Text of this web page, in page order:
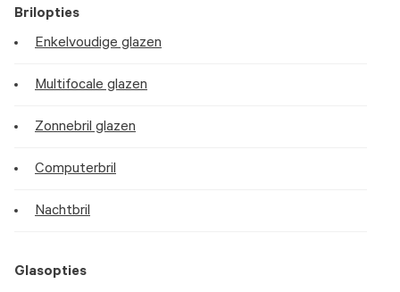
Brilopties
Enkelvoudige glazen
Multifocale glazen
Zonnebril glazen
Computerbril
Nachtbril
Glasopties